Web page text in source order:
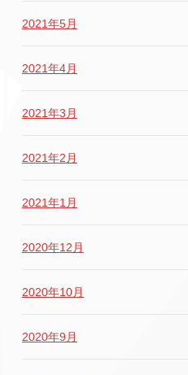
2021年5月
2021年4月
2021年3月
2021年2月
2021年1月
2020年12月
2020年10月
2020年9月